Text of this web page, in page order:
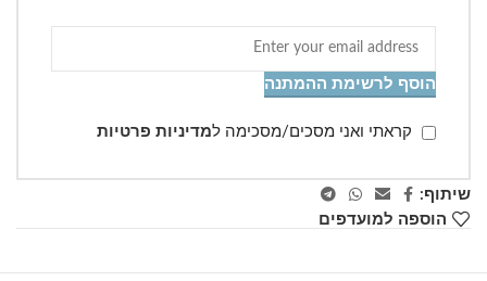
הוסף לרשימת ההמתנה
קראתי ואני מסכים/מסכימה למדיניות פרטיות
שיתוף:
הוספה למועדפים